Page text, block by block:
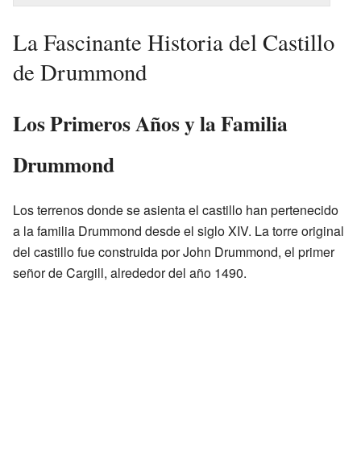
La Fascinante Historia del Castillo
de Drummond
Los Primeros Años y la Familia
Drummond
Los terrenos donde se asienta el castillo han pertenecido
a la familia Drummond desde el siglo XIV. La torre original
del castillo fue construida por John Drummond, el primer
señor de Cargill, alrededor del año 1490.